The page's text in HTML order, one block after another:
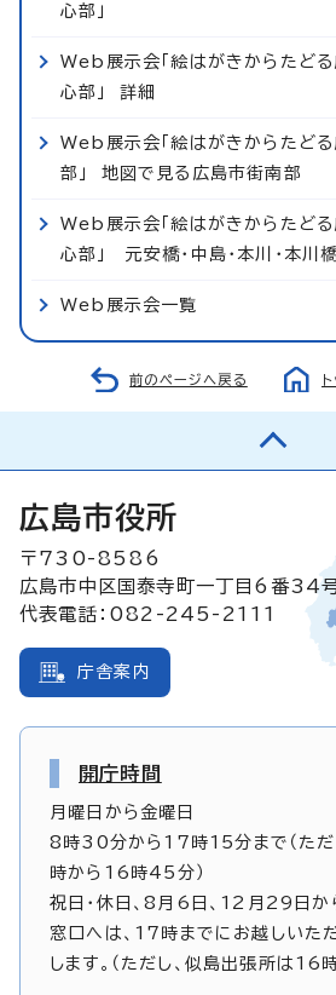
心部」
Web展示会「絵はがきからたど
心部」 詳細
Web展示会「絵はがきからたど
部」 地図で見る広島市街南部
Web展示会「絵はがきからたど
心部」 元安橋・中島・本川・本川
Web展示会一覧
前のページへ戻る
広島市役所
〒730-8586
広島市中区国泰寺町一丁目6番34
代表電話：082-245-2111
庁舎案内
開庁時間
月曜日から金曜日
8時30分から17時15分まで（ただ
時から16時45分）
祝日・休日、8月6日、12月29日
窓口へは、17時までにお越しいた
します。（ただし、似島出張所は16